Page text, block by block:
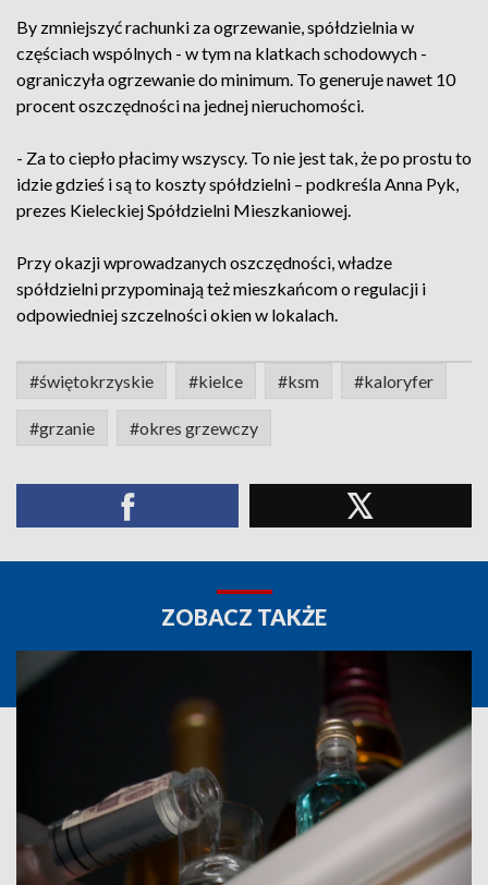
By zmniejszyć rachunki za ogrzewanie, spółdzielnia w
częściach wspólnych - w tym na klatkach schodowych -
ograniczyła ogrzewanie do minimum. To generuje nawet 10
procent oszczędności na jednej nieruchomości.
- Za to ciepło płacimy wszyscy. To nie jest tak, że po prostu to
idzie gdzieś i są to koszty spółdzielni – podkreśla Anna Pyk,
prezes Kieleckiej Spółdzielni Mieszkaniowej.
Przy okazji wprowadzanych oszczędności, władze
spółdzielni przypominają też mieszkańcom o regulacji i
odpowiedniej szczelności okien w lokalach.
#świętokrzyskie #kielce #ksm #kaloryfer
#grzanie #okres grzewczy
ZOBACZ TAKŻE